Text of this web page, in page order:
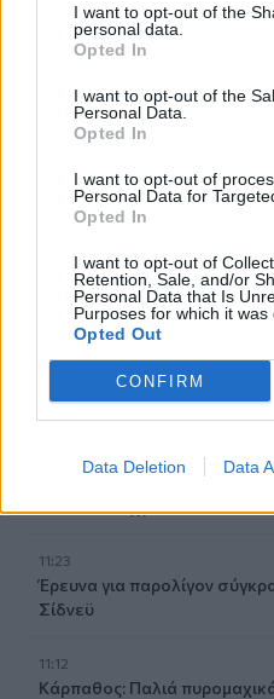
I want to opt-out of the
personal data.
Opted In
I want to opt-out of the
Personal Data.
Opted In
I want to opt-out of
Personal Data for
Opted In
I want to opt-out of
Retention, Sale, and/or
Personal Data that Is
Purposes for which it was
Opted Out
CONFIRM
Data Deletion Data
τη θάλασσα
Σορός 57χρονης στον
για τη μοιραία πτώση
Ηράκλειο: Σοβαρή βλάβη
Πού προβλέπονται
Ρεκόρ υψηλής
Χονγκ Κονγκ
Πανηγύρια: Γλέντι, χορός
τροφικές δηλητηριάσεις
11:23
Έρευνα για παρολίγον
Σίδνεϋ
11:12
Κάρπαθος: Παλιά